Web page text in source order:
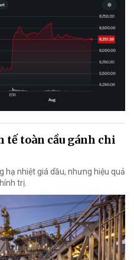
toàn cầu gánh chi
hạ nhiệt giá dầu, nhưng hiệu quả
trị.